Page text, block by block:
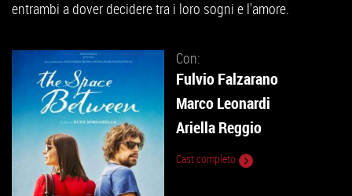
entrambi a dover decidere tra i loro sogni e l'amore.
Con:
Fulvio Falzarano
Marco Leonardi
Ariella Reggio
Cast completo